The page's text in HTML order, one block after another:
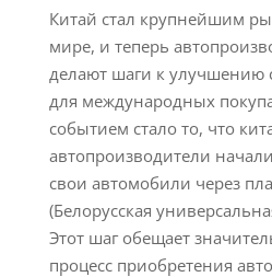
Китай стал крупнейшим
мире, и теперь
делают шаги к улучшению
для международных
событием стало то, что
автопроизводители
свои автомобили через
(Белорусская
Этот шаг обещает
процесс приобретения